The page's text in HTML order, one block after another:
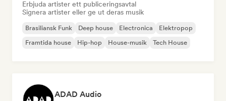
Erbjuda artister ett publiceringsavtal
Signera artister eller ge ut deras musik
Brasiliansk Funk Deep house Electronica
Elektropop
Framtida house
Hip-hop House-musik Tech House
ADAD Audio